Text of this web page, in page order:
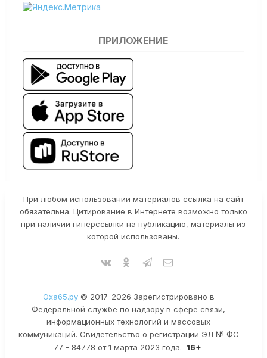
ПРИЛОЖЕНИЕ
При любом использовании материалов ссылка на сайт
обязательна. Цитирование в Интернете возможно только
при наличии гиперссылки на публикацию, материалы из
которой использованы.
Оха65.ру© 2017-2026 Зарегистрировано в
Федеральной службе по надзору в сфере связи,
информационных технологий и массовых
коммуникаций. Свидетельство о регистрации ЭЛ № ФС
77 - 84778 от 1 марта 2023 года.
16+